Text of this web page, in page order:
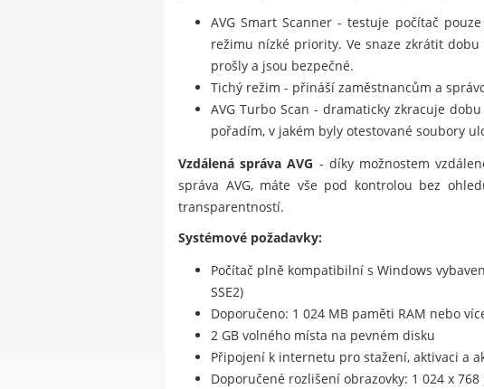
AVG Smart Scanner - testuje počítač
režimu nízké priority. Ve snaze zkrátit
prošly a jsou bezpečné.
Tichý režim - přináší zaměstnancům a
AVG Turbo Scan - dramaticky zkracuje
pořadím, v jakém byly otestované soubory
Vzdálená správa AVG - díky možnostem
správa AVG, máte vše pod kontrolou bez
transparentností.
Systémové požadavky:
Počítač plně kompatibilní s Windows
SSE2)
Doporučeno: 1 024 MB paměti RAM nebo
2 GB volného místa na pevném disku
Připojení k internetu pro stažení, aktivaci a
Doporučené rozlišení obrazovky: 1 024 x